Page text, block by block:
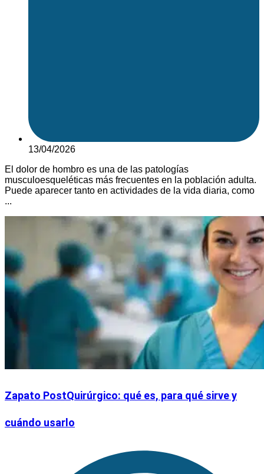
13/04/2026
El dolor de hombro es una de las patologías
musculoesqueléticas más frecuentes en la población adulta.
Puede aparecer tanto en actividades de la vida diaria, como
...
Zapato PostQuirúrgico: qué es, para qué sirve y
cuándo usarlo